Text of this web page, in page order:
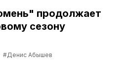
продолжает
сезону
#Денис Абышев